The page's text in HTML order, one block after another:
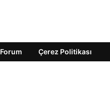
Forum Çerez Politikası